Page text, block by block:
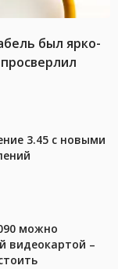
был ярко-
3.45 с новыми
можно
видеокартой –